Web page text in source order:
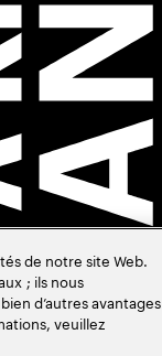
de notre site Web.
; ils nous
d’autres avantages
veuillez